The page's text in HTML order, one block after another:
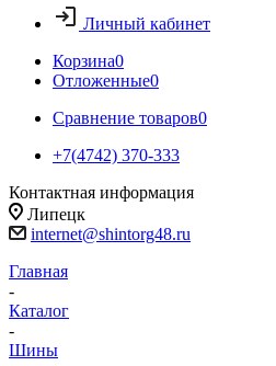
Личный кабинет
Корзина0
Отложенные0
Сравнение товаров0
+7(4742) 370-333
Контактная информация
Липецк
internet@shintorg48.ru
Главная
-
Каталог
-
Шины